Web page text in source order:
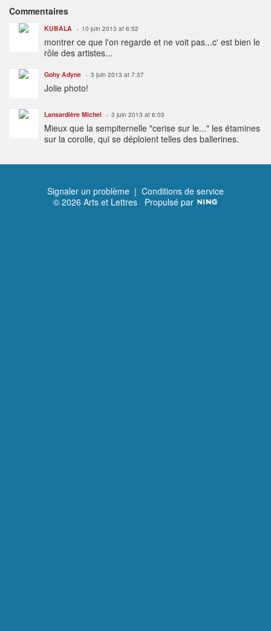
Commentaires
KUBALA 10 juin 2013 at 6:52
montrer ce que l'on regarde et ne voit pas...c' est bien le
rôle des artistes...
Gohy Adyne 3 juin 2013 at 7:37
Jolie photo!
Lansardière Michel 3 juin 2013 at 6:03
Mieux que la sempiternelle "cerise sur le..." les étamines
sur la corolle, qui se déploient telles des ballerines.
Signaler un problème | Conditions de service
© 2026 Arts et Lettres Propulsé par